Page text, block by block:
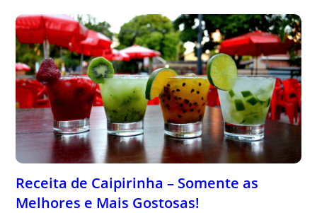
Receita de Caipirinha – Somente as
Melhores e Mais Gostosas!